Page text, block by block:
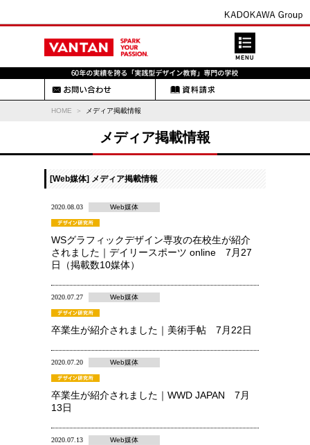
HOME メディア掲載情報
メディア掲載情報
[Web媒体] メディア掲載情報
2020.08.03 Web媒体
WSグラフィックデザイン専攻の在校生が紹介
されました｜デイリースポーツ online 7月27
日（掲載数10媒体）
2020.07.27 Web媒体
卒業生が紹介されました｜美術手帖 7月22日
2020.07.20 Web媒体
卒業生が紹介されました｜WWD JAPAN 7月
13日
2020.07.13 Web媒体